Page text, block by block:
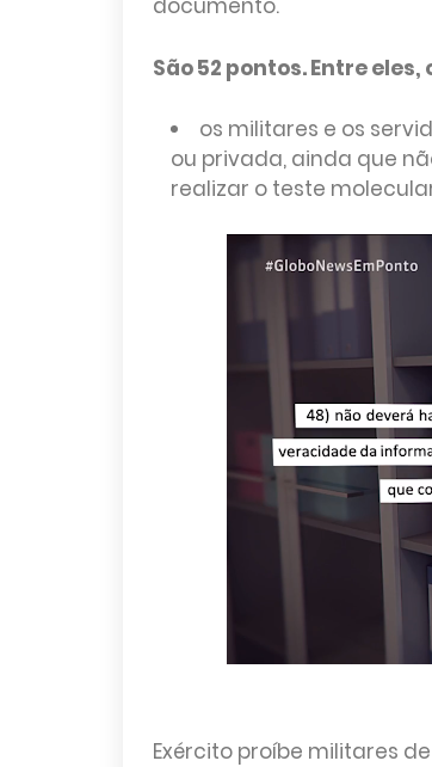
documento.
São 52 pontos. Entre
os militares e os
ou privada, ainda que
realizar o teste
Exército proíbe militares